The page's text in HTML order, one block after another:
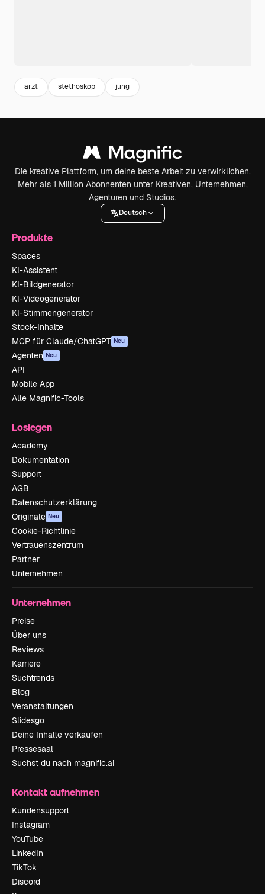
arzt stethoskop jung
Die kreative Plattform, um deine beste Arbeit zu verwirklichen.
Mehr als 1 Million Abonnenten unter Kreativen, Unternehmen,
Agenturen und Studios.
Deutsch
Produkte
Spaces
KI-Assistent
KI-Bildgenerator
KI-Videogenerator
KI-Stimmengenerator
Stock-Inhalte
MCP für Claude/ChatGPT Neu
Agenten Neu
API
Mobile App
Alle Magnific-Tools
Loslegen
Academy
Dokumentation
Support
AGB
Datenschutzerklärung
Originale Neu
Cookie-Richtlinie
Vertrauenszentrum
Partner
Unternehmen
Unternehmen
Preise
Über uns
Reviews
Karriere
Suchtrends
Blog
Veranstaltungen
Slidesgo
Deine Inhalte verkaufen
Pressesaal
Suchst du nach magnific.ai
Kontakt aufnehmen
Kundensupport
Instagram
YouTube
LinkedIn
TikTok
Discord